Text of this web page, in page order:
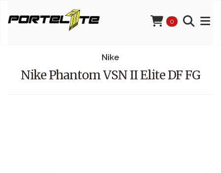
0
Nike
Nike Phantom VSN II Elite DF FG